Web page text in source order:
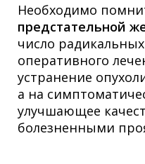
Необходимо
предстательной
число
оперативного
устранение
а на
улучшающее
болезненными